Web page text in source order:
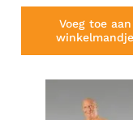
Voeg toe aan
winkelmandje